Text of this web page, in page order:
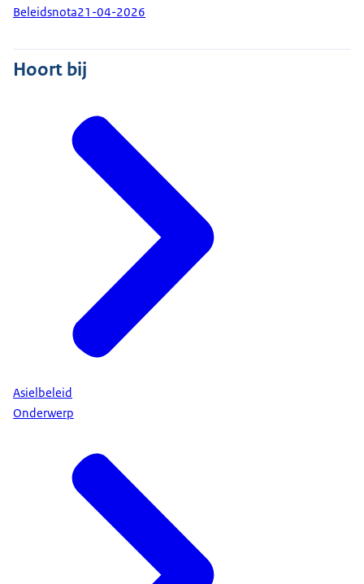
Beleidsnota21-04-2026
Hoort bij
Asielbeleid
Onderwerp